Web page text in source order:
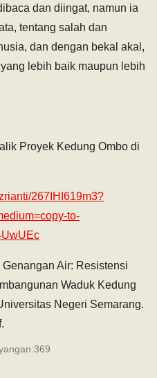
dan diingat, namun ia
tentang salah dan
dan dengan bekal akal,
lebih baik maupun lebih
Proyek Kedung Ombo di
267IHI619m3?
to-
Air: Resistensi
Waduk Kedung
Negeri Semarang.
369